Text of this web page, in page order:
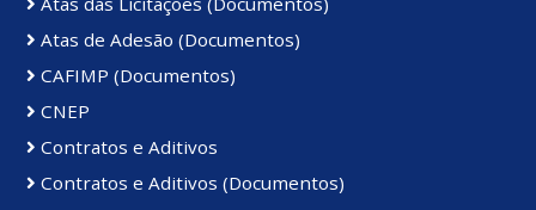
Atas de Adesão (Documentos)
CAFIMP (Documentos)
CNEP
Contratos e Aditivos
Contratos e Aditivos (Documentos)